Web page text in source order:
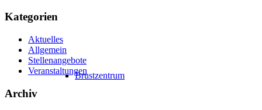
Brustzentrum
Kategorien
Aktuelles
Allgemein
Stellenangebote
Veranstaltungen
Archiv